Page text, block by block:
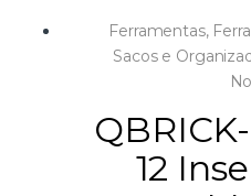
Ferramentas,
Sacos e
12